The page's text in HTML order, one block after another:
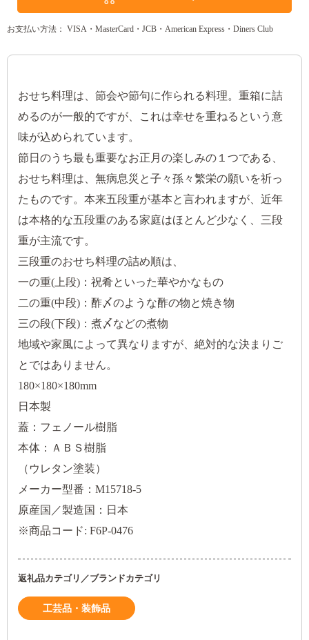
お支払い方法： VISA・MasterCard・JCB・American Express・Diners Club
おせち料理は、節会や節句に作られる料理。重箱に詰
めるのが一般的ですが、これは幸せを重ねるという意
味が込められています。
節日のうち最も重要なお正月の楽しみの１つである、
おせち料理は、無病息災と子々孫々繁栄の願いを祈っ
たものです。本来五段重が基本と言われますが、近年
は本格的な五段重のある家庭はほとんど少なく、三段
重が主流です。
三段重のおせち料理の詰め順は、
一の重(上段)：祝肴といった華やかなもの
二の重(中段)：酢〆のような酢の物と焼き物
三の段(下段)：煮〆などの煮物
地域や家風によって異なりますが、絶対的な決まりご
とではありません。
180×180×180mm
日本製
蓋：フェノール樹脂
本体：ＡＢＳ樹脂
（ウレタン塗装）
メーカー型番：M15718-5
原産国／製造国：日本
※商品コード: F6P-0476
返礼品カテゴリ／ブランドカテゴリ
工芸品・装飾品